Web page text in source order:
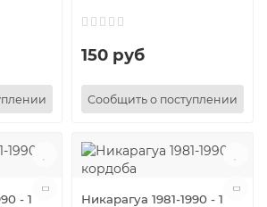
150 руб
Сообщить о поступлении
- 1
Никарагуа 1981-1990 - 1